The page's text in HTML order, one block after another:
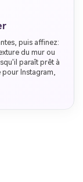
puis affinez:
du mur ou
paraît prêt à
Instagram,